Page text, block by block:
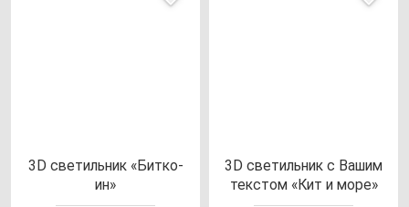
3D све­тиль­ник «Бит­ко­
ин»
3D све­тиль­ник с Вашим
тек­стом «Кит и мо­ре»